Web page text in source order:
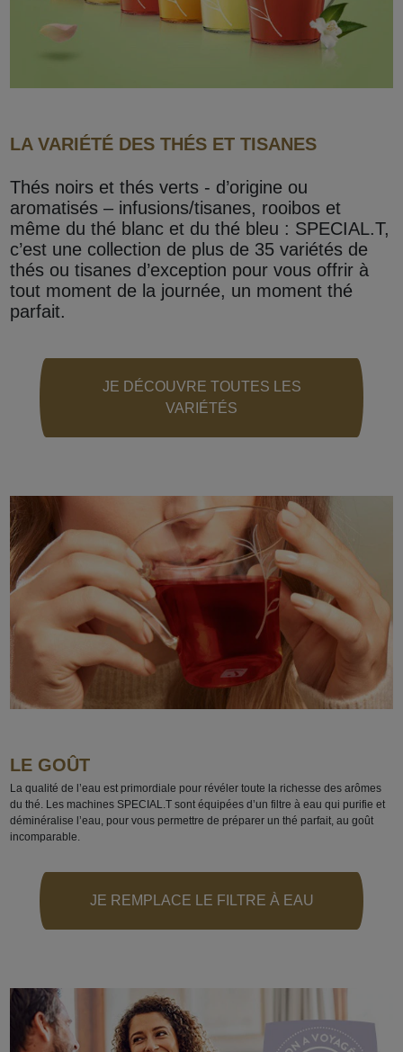
LA VARIÉTÉ DES THÉS ET TISANES
Thés noirs et thés verts - d’origine ou
aromatisés – infusions/tisanes, rooibos et
même du thé blanc et du thé bleu : SPECIAL.T,
c’est une collection de plus de 35 variétés de
thés ou tisanes d’exception pour vous offrir à
tout moment de la journée, un moment thé
parfait.
JE DÉCOUVRE TOUTES LES
VARIÉTÉS
LE GOÛT
La qualité de l’eau est primordiale pour révéler toute la richesse des arômes
du thé. Les machines SPECIAL.T sont équipées d’un filtre à eau qui purifie et
déminéralise l’eau, pour vous permettre de préparer un thé parfait, au goût
incomparable.
JE REMPLACE LE FILTRE À EAU